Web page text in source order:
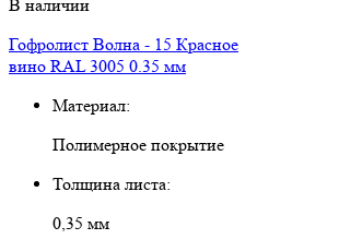
В наличии
Гофролист Волна - 15 Красное
вино RAL 3005 0.35 мм
Материал:
Полимерное покрытие
Толщина листа:
0,35 мм